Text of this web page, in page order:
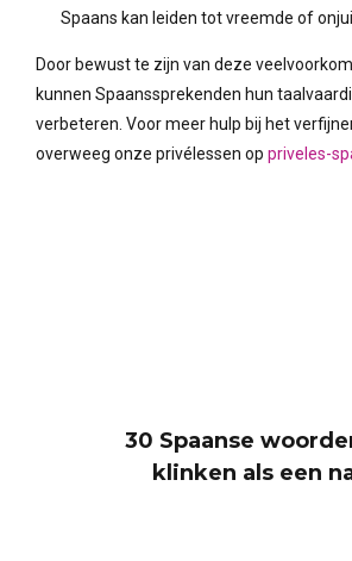
Spaans kan leiden tot vreemde of
Door bewust te zijn van deze
kunnen Spaanssprekenden hun
verbeteren. Voor meer hulp bij het
overweeg onze privélessen op priveles-
30 Spaanse
klinken als een